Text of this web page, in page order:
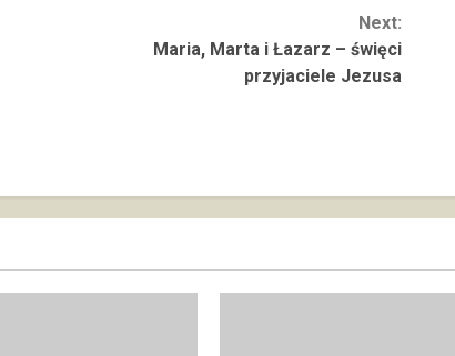
Next:
Maria, Marta i Łazarz – święci
przyjaciele Jezusa